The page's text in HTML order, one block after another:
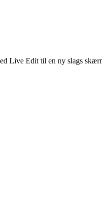
Live Edit til en ny slags